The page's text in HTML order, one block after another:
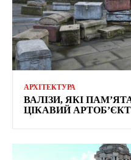
АРХІТЕКТУРА
ВАЛІЗИ, ЯКІ
ЦІКАВИЙ